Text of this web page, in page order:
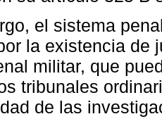
el sistema
la existencia de
militar, que
tribunales
de las